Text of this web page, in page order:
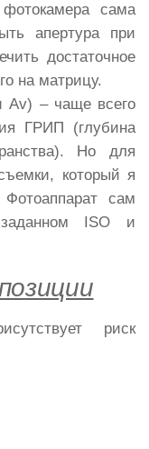
сама
апертура при
достаточное
на матрицу.
Av) – чаще всего
ГРИП (глубина
Но для
который я
сам
ISO и
риск